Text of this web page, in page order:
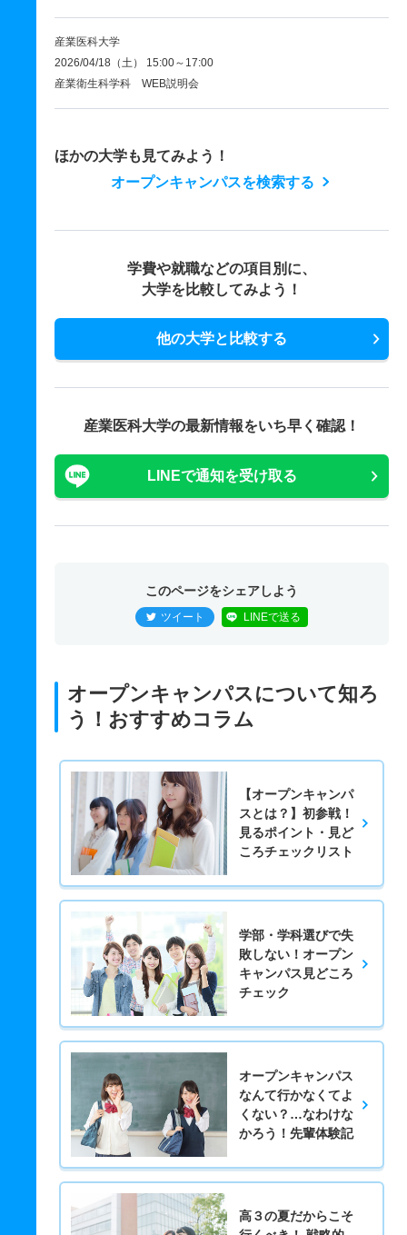
産業医科大学
2026/04/18（土） 15:00～17:00
産業衛生科学科 WEB説明会
ほかの大学も見てみよう！
オープンキャンパスを検索する
学費や就職などの項目別に、
大学を比較してみよう！
他の大学と比較する
産業医科大学の最新情報をいち早く確認！
LINEで通知を受け取る
このページをシェアしよう
ツイート LINEで送る
オープンキャンパスについて知ろ
う！おすすめコラム
【オープンキャンパ
スとは？】初参戦！
見るポイント・見ど
ころチェックリスト
学部・学科選びで失
敗しない！オープン
キャンパス見どころ
チェック
オープンキャンパス
なんて行かなくてよ
くない？…なわけな
かろう！先輩体験記
高３の夏だからこそ